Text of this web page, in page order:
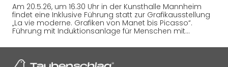
Am 20.5.26, um 16.30 Uhr in der Kunsthalle Mannheim
findet eine Inklusive Führung statt zur Grafikausstellung
„La vie moderne. Grafiken von Manet bis Picasso“.
Führung mit Induktionsanlage für Menschen mit…